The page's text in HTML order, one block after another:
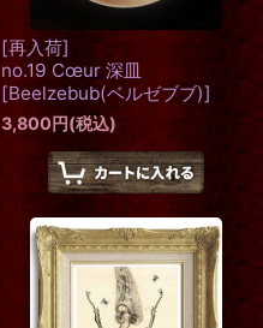
[再入荷]
no.19 Cœur 深皿
[Beelzebub(ベルゼブブ)]
3,800円(税込)